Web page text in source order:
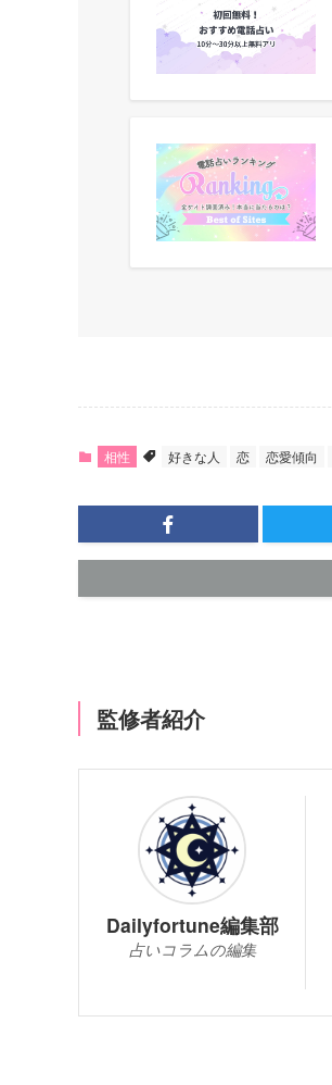
相性 好きな人 恋 恋愛傾向
監修者紹介
Dailyfortune編集部
占いコラムの編集